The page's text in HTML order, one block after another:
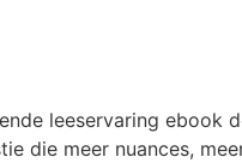
leeservaring ebook
die meer nuances,